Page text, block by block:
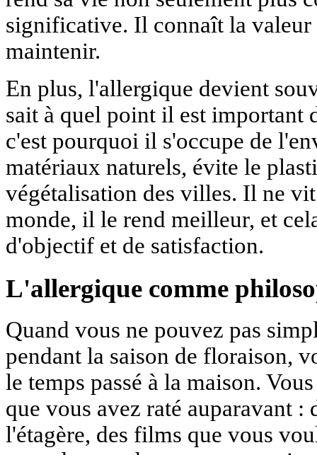
significative. Il connaît la valeur
maintenir.
En plus, l'allergique devient
sait à quel point il est important
c'est pourquoi il s'occupe de
matériaux naturels, évite le
végétalisation des villes. Il ne
monde, il le rend meilleur, et
d'objectif et de satisfaction.
L'allergique comme
Quand vous ne pouvez pas
pendant la saison de floraison,
le temps passé à la maison.
que vous avez raté auparavant
l'étagère, des films que vous